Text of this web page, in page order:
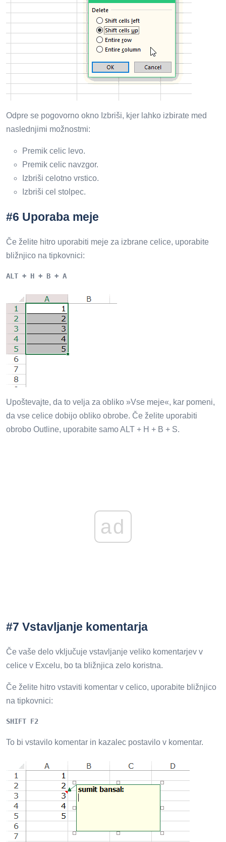
Odpre se pogovorno okno Izbriši, kjer lahko izbirate med
naslednjimi možnostmi:
Premik celic levo.
Premik celic navzgor.
Izbriši celotno vrstico.
Izbriši cel stolpec.
#6 Uporaba meje
Če želite hitro uporabiti meje za izbrane celice, uporabite
bližnjico na tipkovnici:
ALT + H + B + A
Upoštevajte, da to velja za obliko »Vse meje«, kar pomeni,
da vse celice dobijo obliko obrobe. Če želite uporabiti
obrobo Outline, uporabite samo ALT + H + B + S.
ad
#7 Vstavljanje komentarja
Če vaše delo vključuje vstavljanje veliko komentarjev v
celice v Excelu, bo ta bližnjica zelo koristna.
Če želite hitro vstaviti komentar v celico, uporabite bližnjico
na tipkovnici:
SHIFT F2
To bi vstavilo komentar in kazalec postavilo v komentar.